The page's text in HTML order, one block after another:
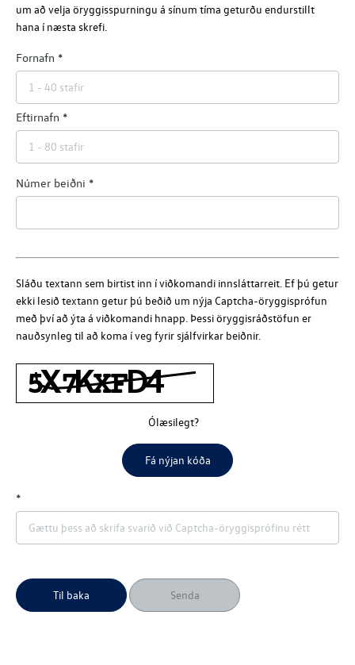
um að velja öryggisspurningu á sínum tíma geturðu endurstillt
hana í næsta skrefi.
Fornafn
Eftirnafn
Númer beiðni
Sláðu textann sem birtist inn í viðkomandi innsláttarreit. Ef þú getur
ekki lesið textann getur þú beðið um nýja Captcha-öryggisprófun
með því að ýta á viðkomandi hnapp. Þessi öryggisráðstöfun er
nauðsynleg til að koma í veg fyrir sjálfvirkar beiðnir.
Ólæsilegt?
Fá nýjan kóða
Til baka Senda